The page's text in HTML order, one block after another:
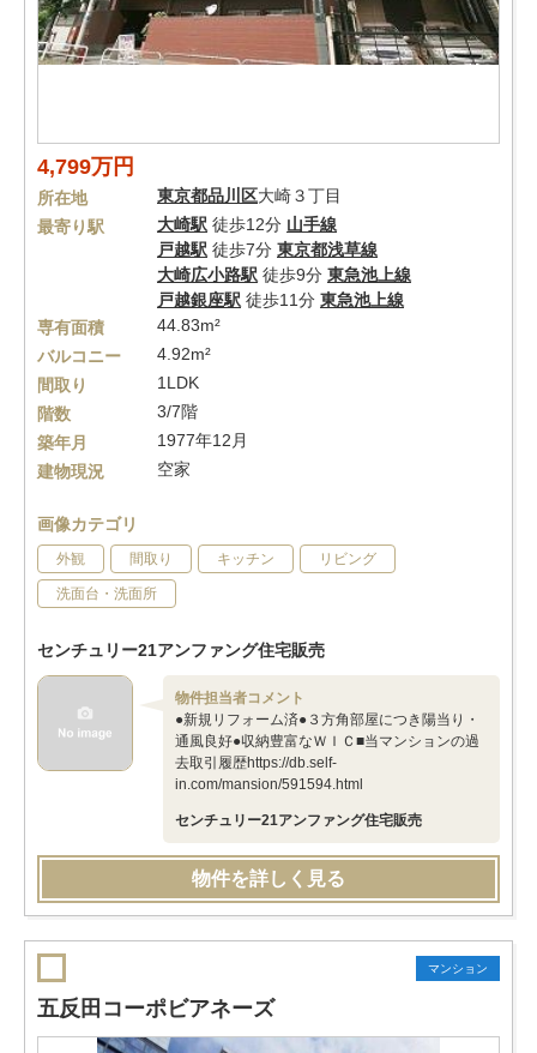
4,799万円
所在地 東京都品川区大崎３丁目
最寄り駅
大崎駅 徒歩12分 山手線
戸越駅 徒歩7分 東京都浅草線
大崎広小路駅 徒歩9分 東急池上線
戸越銀座駅 徒歩11分 東急池上線
専有面積
44.83m²
バルコニー
4.92m²
間取り
1LDK
階数
3/7階
築年月
1977年12月
建物現況
空家
画像カテゴリ
外観 間取り キッチン リビング
洗面台・洗面所
センチュリー21アンファング住宅販売
物件担当者コメント
●新規リフォーム済●３方角部屋につき陽当り・
通風良好●収納豊富なＷＩＣ■当マンションの過
去取引履歴https://db.self-
in.com/mansion/591594.html
センチュリー21アンファング住宅販売
物件を詳しく見る
マンション
五反田コーポビアネーズ